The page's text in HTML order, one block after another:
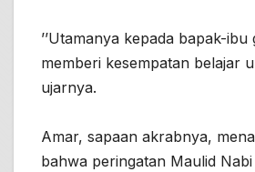
’’Utamanya kepada bapak-
memberi kesempatan belajar
ujarnya.
Amar, sapaan akrabnya,
bahwa peringatan Maulid